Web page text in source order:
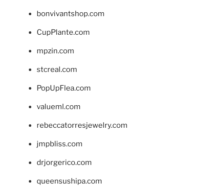
bonvivantshop.com
CupPlante.com
mpzin.com
stcreal.com
PopUpFlea.com
valueml.com
rebeccatorresjewelry.com
jmpbliss.com
drjorgerico.com
queensushipa.com